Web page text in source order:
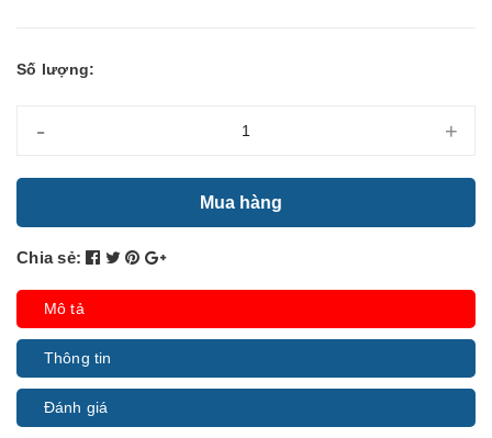
Số lượng:
- +
Mua hàng
Chia sẻ:
Mô tả
Thông tin
Đánh giá